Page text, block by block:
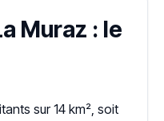
Muraz : le
sur 14 km², soit